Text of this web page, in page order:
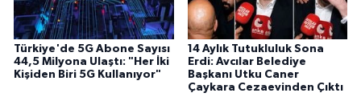
Türkiye'de 5G Abone Sayısı
44,5 Milyona Ulaştı: "Her İki
Kişiden Biri 5G Kullanıyor"
14 Aylık Tutukluluk Sona
Erdi: Avcılar Belediye
Başkanı Utku Caner
Çaykara Cezaevinden Çıktı